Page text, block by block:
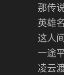
那传
英雄
这人
一途
凌云